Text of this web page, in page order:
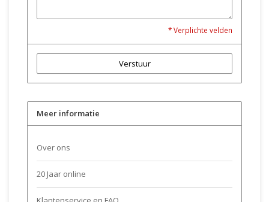
* Verplichte velden
Verstuur
Meer informatie
Over ons
20 Jaar online